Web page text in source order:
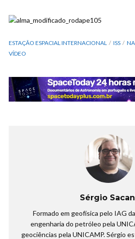
ESTAÇÃO ESPACIAL INTERNACIONAL ISS
VÍDEO
Sérgio
Formado em geofísica pelo IAG
engenharia do petróleo pela
geociências pela UNICAMP. Sérgio